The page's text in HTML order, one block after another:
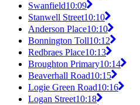
Swanfield10:09
Stanwell Street10:10
Anderson Place10:10
Bonnington Toll10:12
Redbraes Place10:13
Broughton Primary10:14
Beaverhall Road10:15
Logie Green Road10:16
Logan Street10:18